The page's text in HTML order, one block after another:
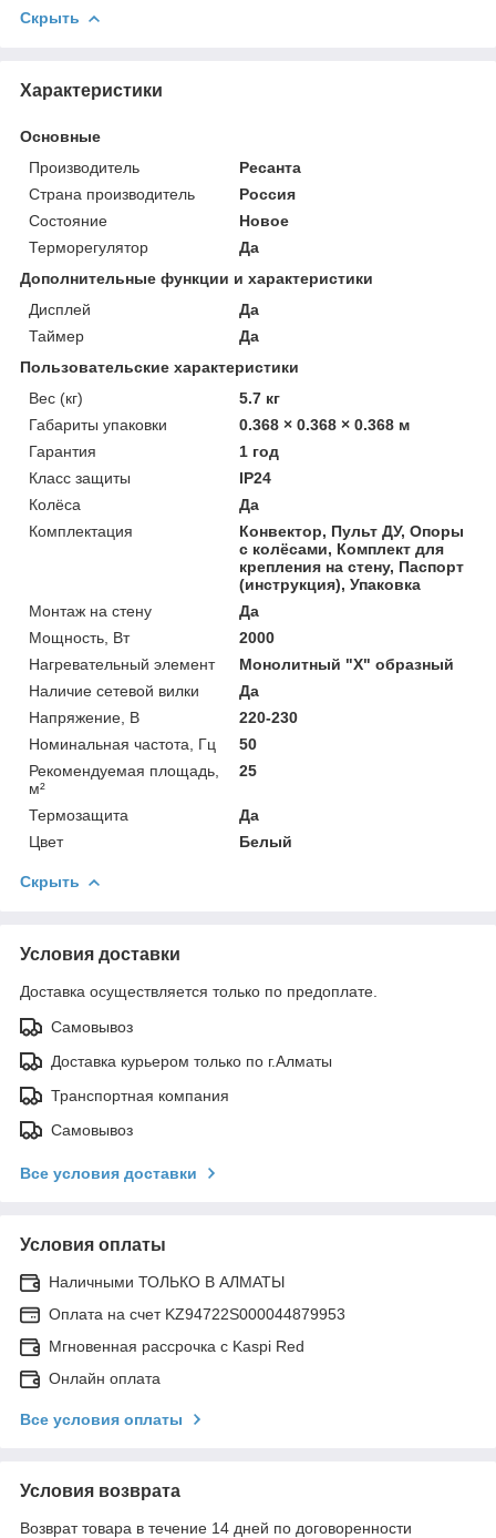
Скрыть
Характеристики
Основные
Производитель
Ресанта
Страна производитель
Россия
Состояние
Новое
Терморегулятор
Да
Дополнительные функции и характеристики
Дисплей
Да
Таймер
Да
Пользовательские характеристики
Вес (кг)
5.7 кг
Габариты упаковки
0.368 × 0.368 × 0.368 м
Гарантия
1 год
Класс защиты
IP24
Колёса
Да
Комплектация
Конвектор, Пульт ДУ, Опоры
с колёсами, Комплект для
крепления на стену, Паспорт
(инструкция), Упаковка
Монтаж на стену
Да
Мощность, Вт
2000
Нагревательный элемент
Монолитный "Х" образный
Наличие сетевой вилки
Да
Напряжение, В
220-230
Номинальная частота, Гц
50
Рекомендуемая площадь,
м²
25
Термозащита
Да
Цвет
Белый
Скрыть
Условия доставки
Доставка осуществляется только по предоплате.
Самовывоз
Доставка курьером только по г.Алматы
Транспортная компания
Самовывоз
Все условия доставки
Условия оплаты
Наличными ТОЛЬКО В АЛМАТЫ
Оплата на счет KZ94722S000044879953
Мгновенная рассрочка с Kaspi Red
Онлайн оплата
Все условия оплаты
Условия возврата
Возврат товара в течение 14 дней по договоренности